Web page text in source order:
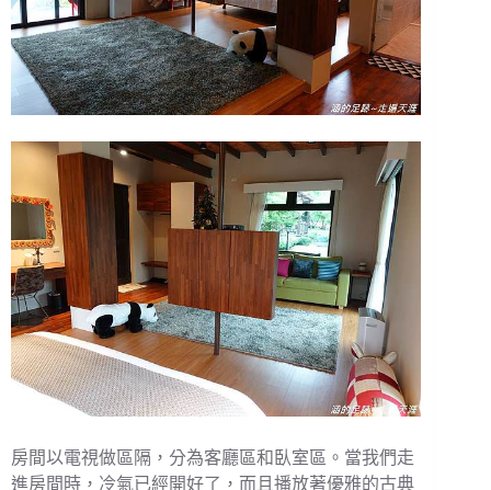
房間以電視做區隔，分為客廳區和臥室區。當我們走
進房間時，冷氣已經開好了，而且播放著優雅的古典